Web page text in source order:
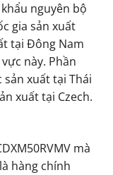
nguyên bộ
gia sản xuất
tại Đông Nam
này. Phần
xuất tại Thái
xuất tại Czech.
mà
hàng chính